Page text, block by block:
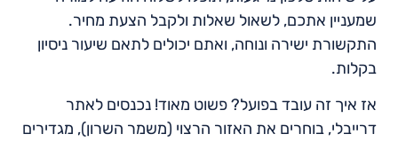
שמעניין אתכם, לשאול שאלות ולקבל הצעת מחיר.
התקשורת ישירה ונוחה, ואתם יכולים לתאם שיעור ניסיון
בקלות.
אז איך זה עובד בפועל? פשוט מאוד! נכנסים לאתר
דרייבלי, בוחרים את האזור הרצוי (משמר השרון), מגדירים